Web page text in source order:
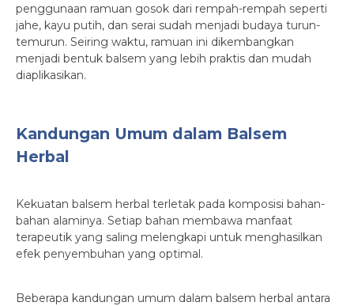
penggunaan ramuan gosok dari rempah-rempah seperti
jahe, kayu putih, dan serai sudah menjadi budaya turun-
temurun. Seiring waktu, ramuan ini dikembangkan
menjadi bentuk balsem yang lebih praktis dan mudah
diaplikasikan.
Kandungan Umum dalam Balsem
Herbal
Kekuatan balsem herbal terletak pada komposisi bahan-
bahan alaminya. Setiap bahan membawa manfaat
terapeutik yang saling melengkapi untuk menghasilkan
efek penyembuhan yang optimal.
Beberapa kandungan umum dalam balsem herbal antara